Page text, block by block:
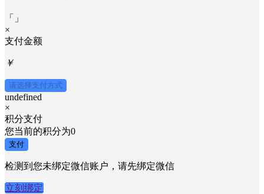
「
」
×
支付金额
￥
请选择支付方式
undefined
×
积分支付
您当前的积分为0
支付
检测到您未绑定微信账户，请先绑定微信
立刻绑定